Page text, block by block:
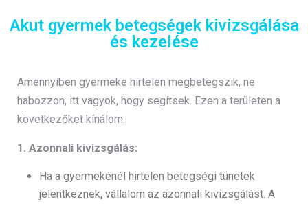
Akut gyermek betegségek kivizsgálása
és kezelése
Amennyiben gyermeke hirtelen megbetegszik, ne
habozzon, itt vagyok, hogy segítsek. Ezen a területen a
következőket kínálom:
1. Azonnali kivizsgálás:
Ha a gyermekénél hirtelen betegségi tünetek
jelentkeznek, vállalom az azonnali kivizsgálást. A